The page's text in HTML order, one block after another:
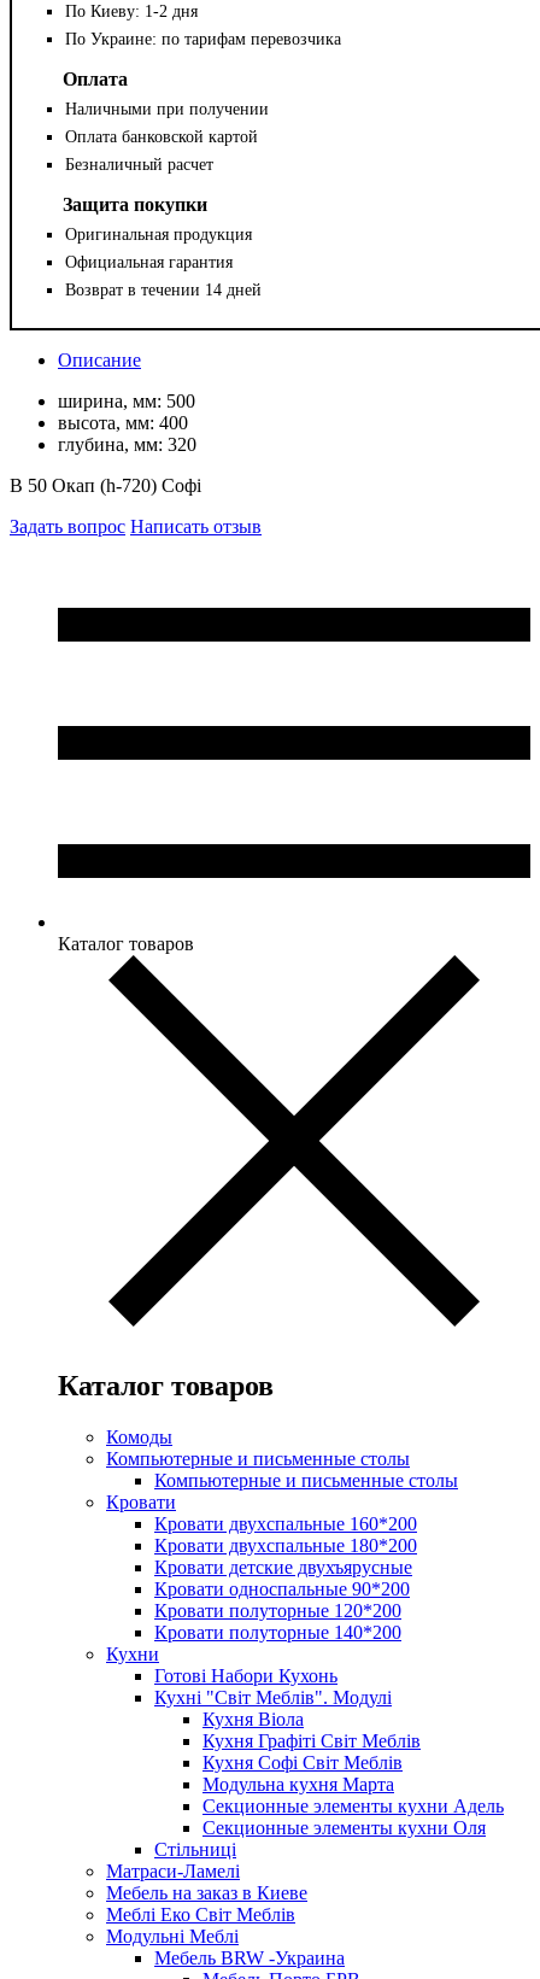
По Киеву: 1-2 дня
По Украине: по тарифам перевозчика
Оплата
Наличными при получении
Оплата банковской картой
Безналичный расчет
Защита покупки
Оригинальная продукция
Официальная гарантия
Возврат в течении 14 дней
Описание
ширина, мм: 500
высота, мм: 400
глубина, мм: 320
В 50 Окап (h-720) Софі
Задать вопрос Написать отзыв
Каталог товаров
Каталог товаров
Комоды
Компьютерные и письменные столы
Компьютерные и письменные столы
Кровати
Кровати двухспальные 160*200
Кровати двухспальные 180*200
Кровати детские двухъярусные
Кровати односпальные 90*200
Кровати полуторные 120*200
Кровати полуторные 140*200
Кухни
Готові Набори Кухонь
Кухні "Світ Меблів". Модулі
Кухня Віола
Кухня Графіті Світ Меблів
Кухня Софі Світ Меблів
Модульна кухня Марта
Секционные элементы кухни Адель
Секционные элементы кухни Оля
Стільниці
Матраси-Ламелі
Мебель на заказ в Киеве
Меблі Еко Світ Меблів
Модульні Меблі
Мебель BRW -Украина